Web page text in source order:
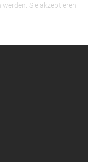
Sie akzeptieren